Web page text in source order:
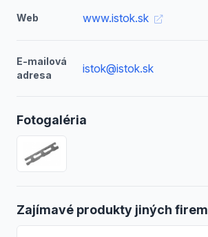
Web www.istok.sk
E-mailová
adresa
istok@istok.sk
Fotogaléria
Zajímavé produkty jiných firem